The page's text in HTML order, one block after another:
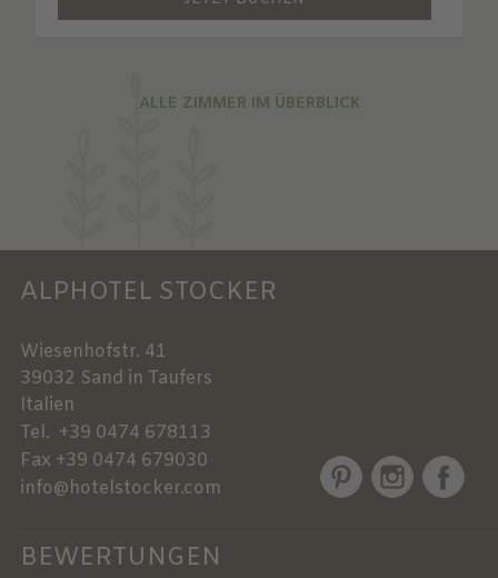
ALLE ZIMMER IM ÜBERBLICK
ALPHOTEL STOCKER
Wiesenhofstr. 41
39032 Sand in Taufers
Italien
Tel. +39 0474 678113
Fax +39 0474 679030
info@hotelstocker.com
BEWERTUNGEN